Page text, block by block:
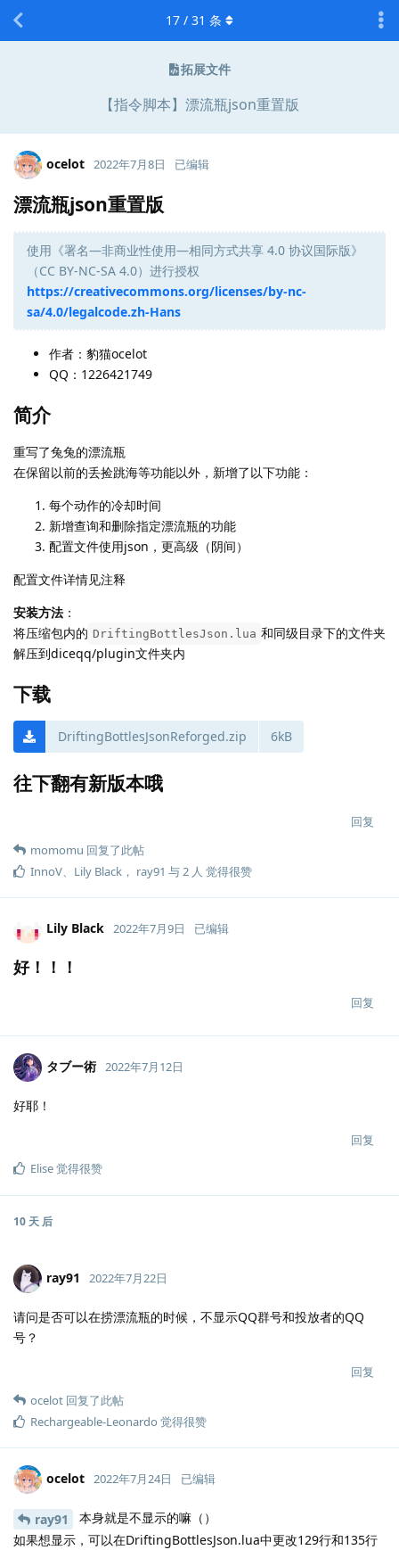
拓展文件
【指令脚本】漂流瓶json重置版
17 / 31 条
ocelot 2022年7月8日 已编辑
漂流瓶json重置版
使用《署名—非商业性使用—相同方式共享 4.0 协议国际版》
（CC BY-NC-SA 4.0）进行授权
https://creativecommons.org/licenses/by-nc-
sa/4.0/legalcode.zh-Hans
作者：豹猫ocelot
QQ：1226421749
简介
重写了兔兔的漂流瓶
在保留以前的丢捡跳海等功能以外，新增了以下功能：
每个动作的冷却时间
新增查询和删除指定漂流瓶的功能
配置文件使用json，更高级（阴间）
配置文件详情见注释
安装方法 ：
将压缩包内的 DriftingBottlesJson.lua 和同级目录下的文件夹
解压到diceqq/plugin文件夹内
下载
DriftingBottlesJsonReforged.zip 6kB
往下翻有新版本哦
回复
momomu 回复了此帖
InnoV、 Lily Black ， ray91 与2 人 觉得很赞
Lily Black 2022年7月9日 已编辑
好！！！
回复
タブー術 2022年7月12日
好耶！
回复
Elise觉得很赞
10 天 后
ray91 2022年7月22日
请问是否可以在捞漂流瓶的时候，不显示QQ群号和投放者的QQ
号？
回复
ocelot 回复了此帖
Rechargeable-Leonardo 觉得很赞
ocelot 2022年7月24日 已编辑
ray91
本身就是不显示的嘛（）
如果想显示，可以在DriftingBottlesJson.lua中更改129行和135行